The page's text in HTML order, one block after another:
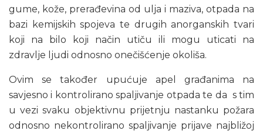
gume, kože, prerađevina od ulja i maziva, otpada na
bazi kemijskih spojeva te drugih anorganskih tvari
koji na bilo koji način utiču ili mogu uticati na
zdravlje ljudi odnosno onečišćenje okoliša.
Ovim se također upućuje apel građanima na
savjesno i kontrolirano spaljivanje otpada te da s tim
u vezi svaku objektivnu prijetnju nastanku požara
odnosno nekontrolirano spaljivanje prijave najbližoj